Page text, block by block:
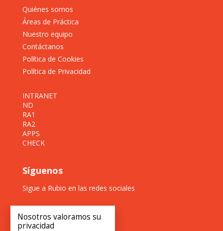
Quiénes somos
Áreas de Práctica
Nuestro equipo
Contáctanos
Política de Cookies
Política de Privacidad
INTRANET
ND
RA1
RA2
APPS
CHECK
Síguenos
Sigue a Rubio en las redes sociales
Nosotros valoramos su
privacidad